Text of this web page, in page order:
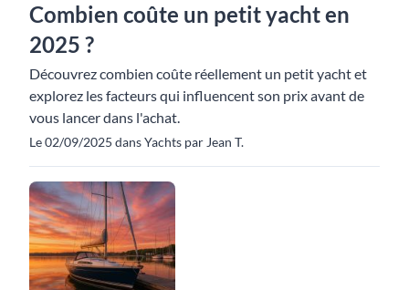
Combien coûte un petit yacht en
2025 ?
Découvrez combien coûte réellement un petit yacht et
explorez les facteurs qui influencent son prix avant de
vous lancer dans l'achat.
Le 02/09/2025 dans Yachts par Jean T.